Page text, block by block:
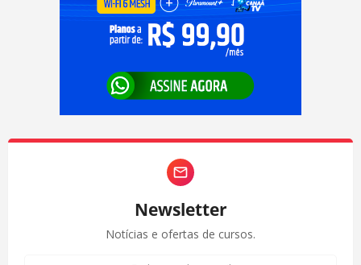
Newsletter
Notícias e ofertas de cursos.